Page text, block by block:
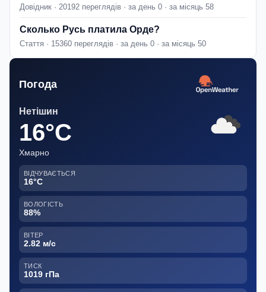
Довідник · 20192 переглядів · за день 0 · за місяць 58
Сколько Русь платила Орде?
Стаття · 15360 переглядів · за день 0 · за місяць 50
Погода
Нетішин
16°C
Хмарно
ВІДЧУВАЄТЬСЯ
16°C
ВОЛОГІСТЬ
88%
ВІТЕР
2.82 м/с
ТИСК
1019 гПа